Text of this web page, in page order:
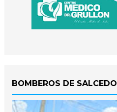
BOMBEROS DE SALCEDO